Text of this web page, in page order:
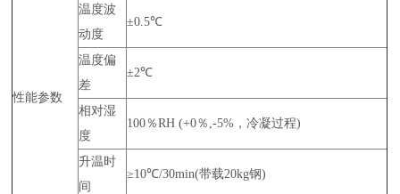
性能参数
温度波
动度
±0.5℃
温度偏
差
±2℃
相对湿
度
100％RH (+0％,-5%，冷凝过程)
升温时
间
≥10℃/30min(带载20kg钢)